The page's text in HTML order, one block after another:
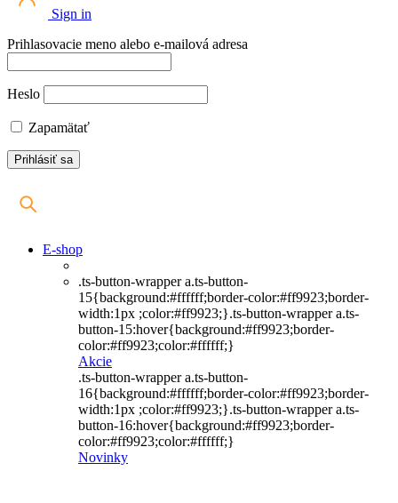
Sign in
Prihlasovacie meno alebo e-mailová adresa
Heslo
Zapamätať
E-shop
.ts-button-wrapper a.ts-button-
15{background:#ffffff;border-color:#ff9923;border-
width:1px ;color:#ff9923;}.ts-button-wrapper a.ts-
button-15:hover{background:#ff9923;border-
color:#ff9923;color:#ffffff;}
Akcie
.ts-button-wrapper a.ts-button-
16{background:#ffffff;border-color:#ff9923;border-
width:1px ;color:#ff9923;}.ts-button-wrapper a.ts-
button-16:hover{background:#ff9923;border-
color:#ff9923;color:#ffffff;}
Novinky